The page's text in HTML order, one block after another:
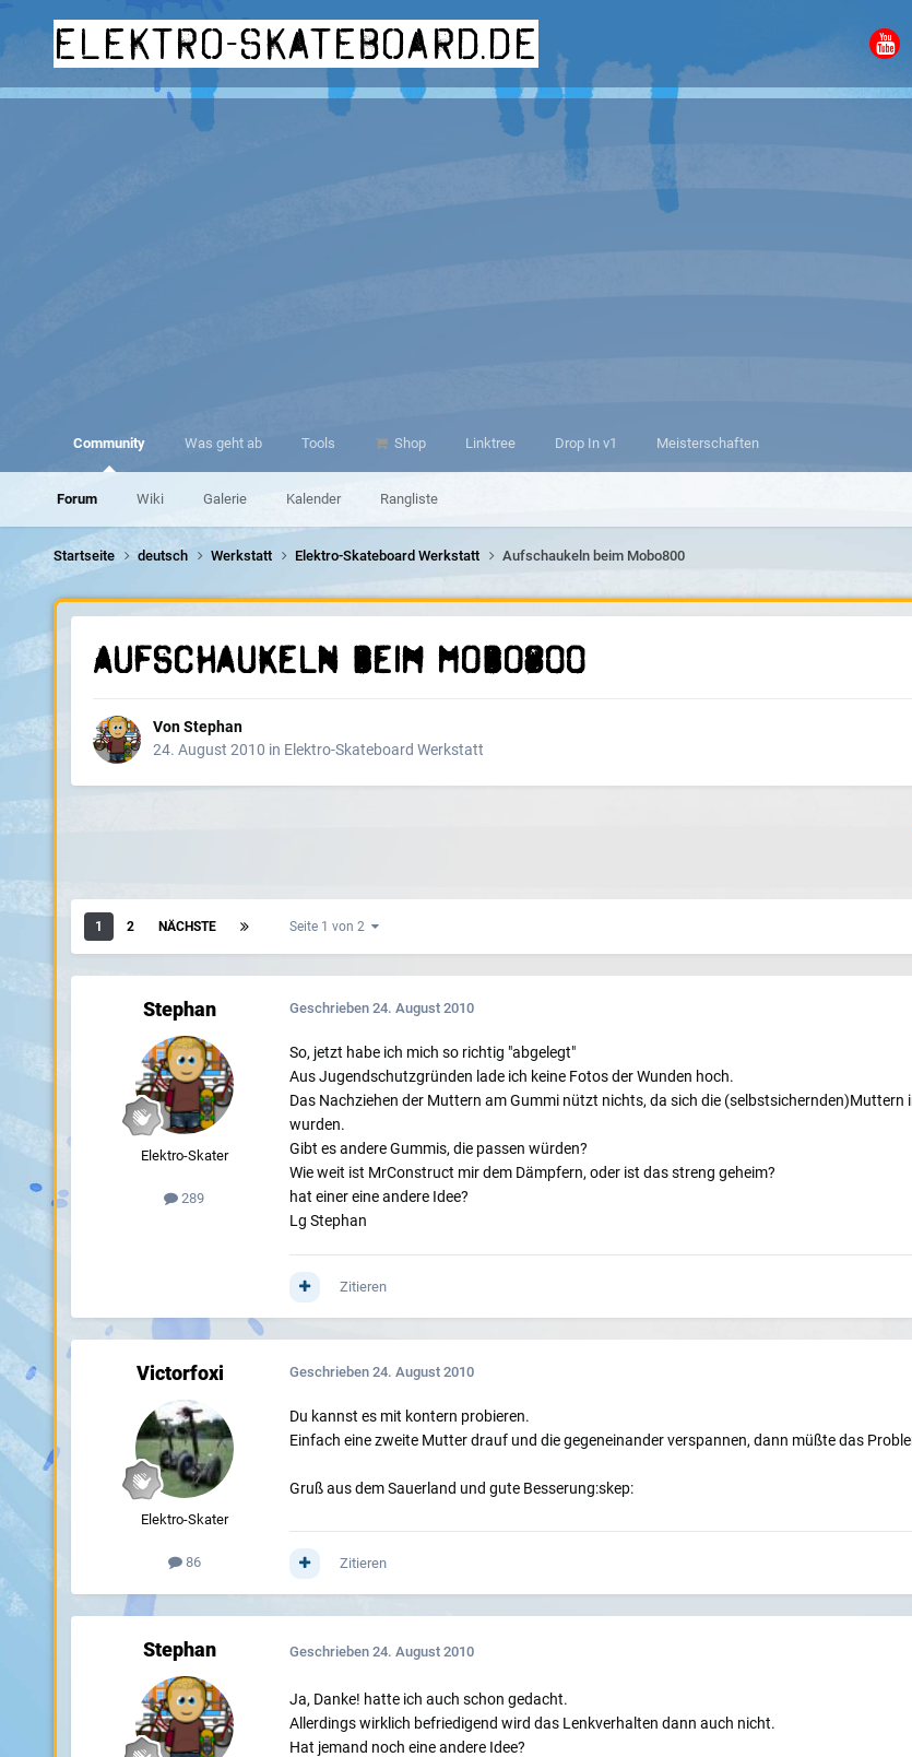
elektro-skateboard.de
Community
Forum Wiki Galerie Kalender Rangliste
Was geht ab Tools Shop Linktree Drop In v1 Meisterschaften
Startseite deutsch Werkstatt Elektro-Skateboard Werkstatt Aufschaukeln beim Mobo800
Aufschaukeln beim Mobo800
VonStephan
24. August 2010 in Elektro-Skateboard Werkstatt
1 2 NÄCHSTE Seite 1 von 2
Stephan
Elektro-Skater
289
Geschrieben 24. August 2010
So, jetzt habe ich mich so richtig "abgelegt"
Aus Jugendschutzgründen lade ich keine Fotos der Wunden hoch.
Das Nachziehen der Muttern am Gummi nützt nichts, da sich die
wurden.
Gibt es andere Gummis, die passen würden?
Wie weit ist MrConstruct mir dem Dämpfern, oder ist das streng geheim?
hat einer eine andere Idee?
Lg Stephan
Zitieren
Victorfoxi
Elektro-Skater
86
Geschrieben 24. August 2010
Du kannst es mit kontern probieren.
Einfach eine zweite Mutter drauf und die gegeneinander verspannen, dann müßte das
Gruß aus dem Sauerland und gute Besserung:skep:
Zitieren
Stephan Geschrieben 24. August 2010
Ja, Danke! hatte ich auch schon gedacht.
Allerdings wirklich befriedigend wird das Lenkverhalten dann auch nicht.
Hat jemand noch eine andere Idee?